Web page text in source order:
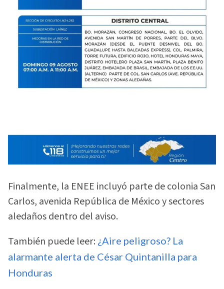
Finalmente, la ENEE incluyó parte de colonia San
Carlos, avenida República de México y sectores
aledaños dentro del aviso.
También puede leer: ¿Aire peligroso? La
alarmante alerta de César Quintanilla para
Honduras